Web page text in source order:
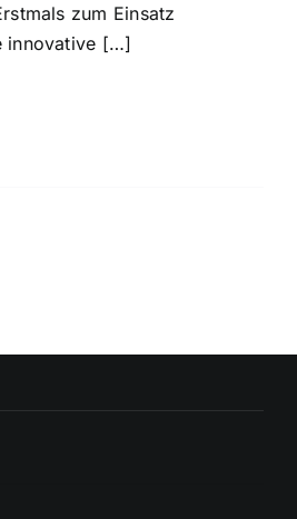
zum Einsatz
innovative […]